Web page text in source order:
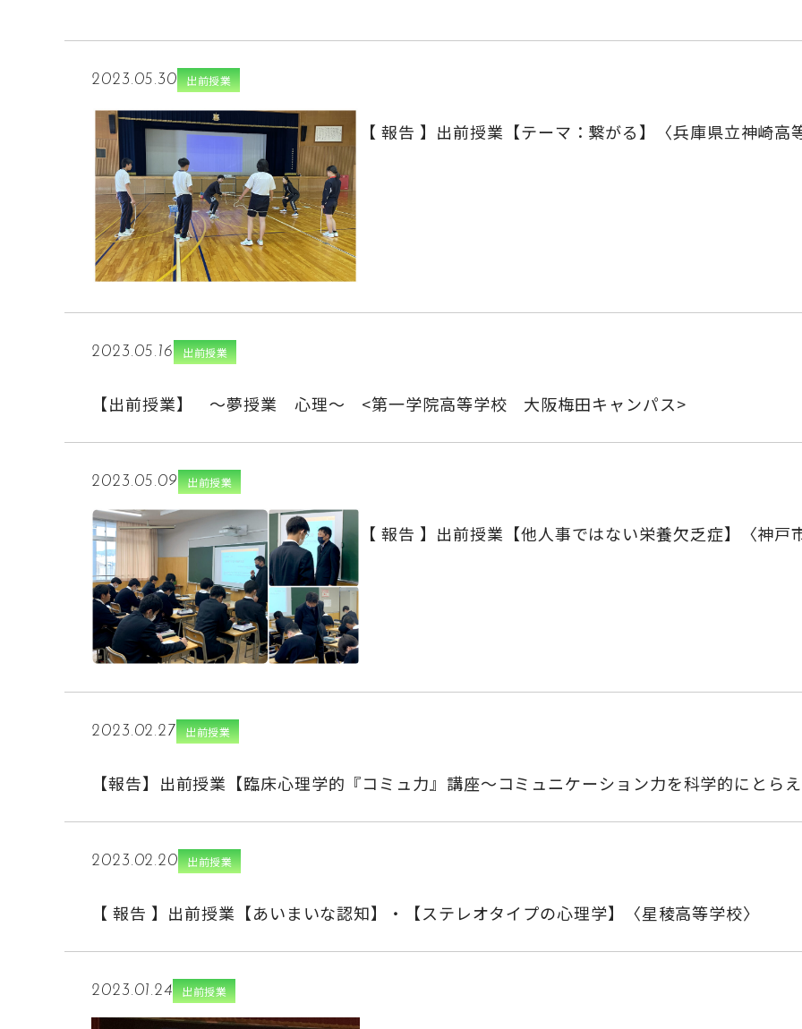
2023.05.30 出前授業
【 報告 】出前授業【テーマ：繋がる】〈兵庫県立神崎高
2023.05.16 出前授業
【出前授業】 ～夢授業 心理～ <第一学院高等学校 大阪梅田キャンパス>
2023.05.09 出前授業
【 報告 】出前授業【他人事ではない栄養欠乏症】〈神
2023.02.27 出前授業
【報告】出前授業【臨床心理学的『コミュ力』講座～コミュニケーション力を科学的にとら
2023.02.20 出前授業
【 報告 】出前授業【あいまいな認知】・【ステレオタイプの心理学】〈星稜高等学校〉
2023.01.24 出前授業